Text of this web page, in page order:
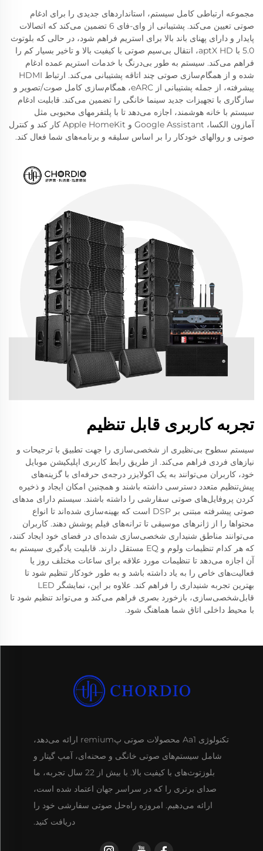
مجموعه ارتباطی کامل سیستم، استانداردهای جدیدی را برای ادغام
صوتی تعیین می‌کند. پشتیبانی از وای-فای 6 تضمین می‌کند که اتصالات
پایدار و دارای پهنای باند بالا برای استریم فراهم شود، در حالی که بلوتوث
5.0 با aptX HD، انتقال بی‌سیم صوتی با کیفیت بالا و تاخیر بسیار کم را
فراهم می‌کند. سیستم به طور بی‌درنگ با خدمات استریم عمده ادغام
شده و از همگام‌سازی صوتی چند اتاقه پشتیبانی می‌کند. ارتباط HDMI
پیشرفته، از جمله پشتیبانی از eARC، همگام‌سازی کامل صوت/تصویر و
سازگاری با تجهیزات جدید سینما خانگی را تضمین می‌کند. قابلیت ادغام
سیستم با خانه هوشمند، اجازه می‌دهد تا با پلتفرمهای محبوبی مثل
آمازون الکسا، Google Assistant و Apple HomeKit کار کند و کنترل
صوتی و روالهای خودکار را بر اساس سلیقه و برنامه‌های شما فعال کند.
تجربه کاربری قابل تنظیم
سیستم سطوح بی‌نظیری از شخصی‌سازی را جهت تطبیق با ترجیحات و
نیازهای فردی فراهم می‌کند. از طریق رابط کاربری اپلیکیشن موبایل
خود، کاربران می‌توانند به یک اکولایزر درجه‌ی حرفه‌ای با گزینه‌های
پیش‌تنظیم متعدد دسترسی داشته باشند و همچنین امکان ایجاد و ذخیره
کردن پروفایل‌های صوتی سفارشی را داشته باشند. سیستم دارای مد‌های
صوتی پیشرفته مبتنی بر DSP است که بهینه‌سازی شده‌اند تا انواع
محتواها را از ژانرهای موسیقی تا ترانه‌های فیلم پوشش دهند. کاربران
می‌توانند مناطق شنیداری شخصی‌سازی شده‌ای در فضای خود ایجاد کنند،
که هر کدام تنظیمات ولوم و EQ مستقل دارند. قابلیت یادگیری سیستم به
آن اجازه می‌دهد تا تنظیمات مورد علاقه برای ساعات مختلف روز یا
فعالیت‌های خاص را به یاد داشته باشد و به طور خودکار تنظیم شود تا
بهترین تجربه شنیداری را فراهم کند. علاوه بر این، نمایشگر LED
قابل‌شخصی‌سازی، بازخورد بصری فراهم می‌کند و می‌تواند تنظیم شود تا
با محیط داخلی اتاق شما هماهنگ شود.
تکنولوژی Aa1 محصولات صوتی پremium ارائه می‌دهد،
شامل سیستم‌های صوتی خانگی و صحنه‌ای، آمپ گیتار و
بلوزتوث‌های با کیفیت بالا. با بیش از 22 سال تجربه، ما
صدای برتری را که در سراسر جهان اعتماد شده است،
ارائه می‌دهیم. امروزه راه‌حل صوتی سفارشی خود را
دریافت کنید.